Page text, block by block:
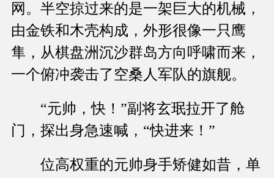
网。半空掠过来的是一架巨大的机械，
由金铁和木壳构成，外形很像一只鹰
隼，从棋盘洲沉沙群岛方向呼啸而来，
一个俯冲袭击了空桑人军队的旗舰。
“元帅，快！”副将玄珉拉开了舱
门，探出身急速喊，“快进来！”
位高权重的元帅身手矫健如昔，单